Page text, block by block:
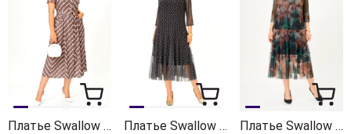
Платье Swallow 844-11 капучино+принт горох Платье Swallow 922-1 черный+принт круги Платье Swallow 922 изумрудный+коричневые цветы